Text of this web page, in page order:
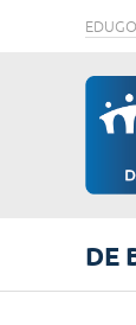
EDUGO
DE